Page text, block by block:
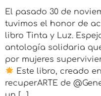
El pasado 30 de
tuvimos el honor de
libro Tinta y Luz.
antología solidaria
por mujeres
Este libro, creado
recuperARTE de